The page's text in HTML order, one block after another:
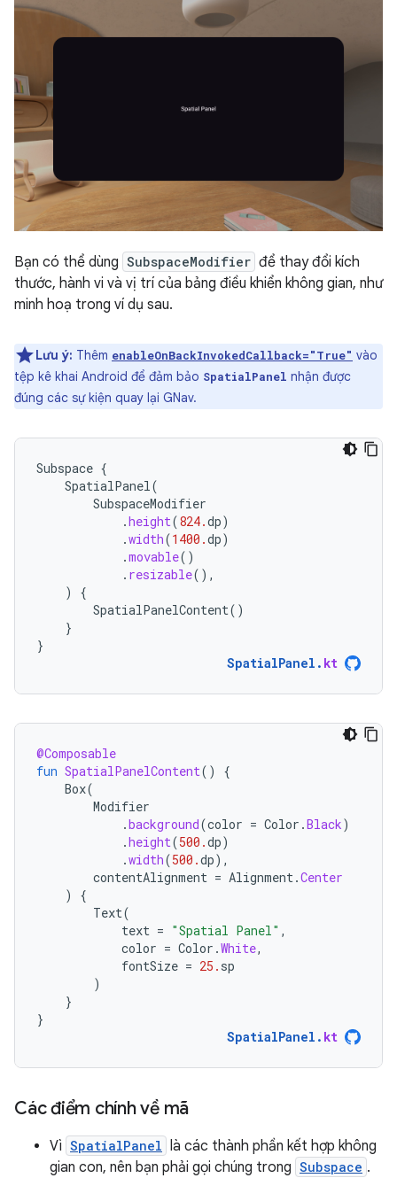
Bạn có thể dùng SubspaceModifier để thay đổi kích
thước, hành vi và vị trí của bảng điều khiển không gian, như
minh hoạ trong ví dụ sau.
Lưu ý: Thêm enableOnBackInvokedCallback="True" vào
tệp kê khai Android để đảm bảo SpatialPanel nhận được
đúng các sự kiện quay lại GNav.
Subspace {
SpatialPanel(
SubspaceModifier
.height(824.dp)
.width(1400.dp)
.movable()
. resizable(),
)
{
SpatialPanelContent()
}
}
SpatialPanel . kt
@Composable
fun SpatialPanelContent()
{
Box(
Modifier
.background(color = Color .Black)
.height(500.dp)
.width(500.dp),
contentAlignment = Alignment.Center
)
{
Text(
text = "Spatial Panel" ,
color = Color .White,
fontSize = 25. sp
)
}
}
SpatialPanel . kt
Các điểm chính về mã
Vì SpatialPanel là các thành phần kết hợp không
gian con, nên bạn phải gọi chúng trong Subspace .